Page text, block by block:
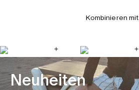
Kombinieren mit
Neuheiten